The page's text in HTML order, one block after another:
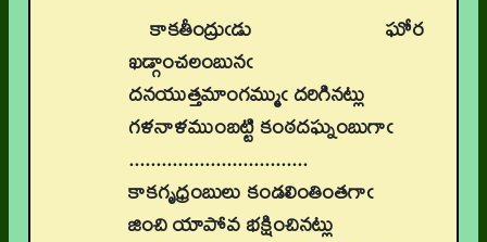
కాకతీంద్రుఁడు ఘోర
ఖడ్గాంచలంబునఁ
దనయుత్తమాంగమ్ముఁ దరిగినట్లు
గళనాళముంబట్టి కంఠదఘ్నంబుగాఁ
.................................
కాకగృధ్రంబులు కండలింతింతగాఁ
జించి యాపోవ భక్షించినట్లు